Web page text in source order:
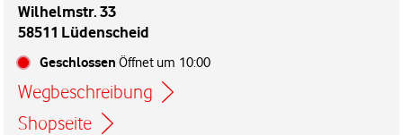
Wilhelmstr. 33
58511 Lüdenscheid
Geschlossen Öffnet um 10:00
Wegbeschreibung
Link öffnet in einem neuen Tab
Shopseite